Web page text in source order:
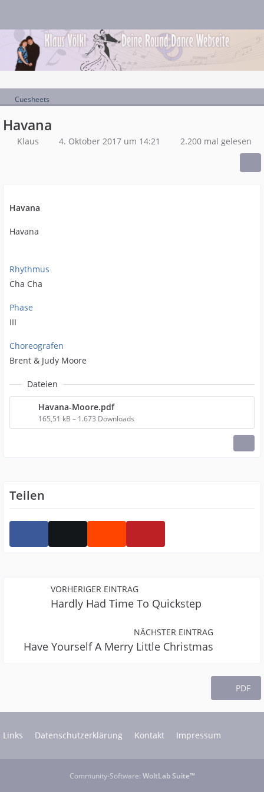
Cuesheets
Havana
Klaus 4. Oktober 2017 um 14:21 2.200 mal gelesen
Havana
Havana
Rhythmus
Cha Cha
Phase
III
Choreografen
Brent & Judy Moore
Dateien
Havana-Moore.pdf
165,51 kB – 1.673 Downloads
Teilen
VORHERIGER EINTRAG
Hardly Had Time To Quickstep
NÄCHSTER EINTRAG
Have Yourself A Merry Little Christmas
PDF
Links Datenschutzerklärung Kontakt Impressum
Community-Software: WoltLab Suite™